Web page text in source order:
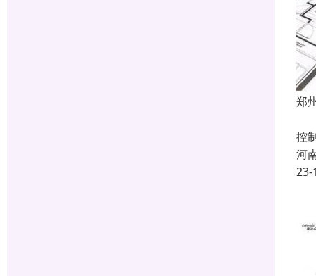
郑
控
河
23-